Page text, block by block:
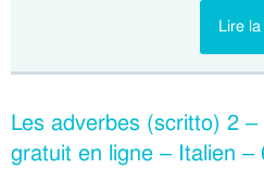
Lire
Les adverbes (scritto) 2
gratuit en ligne – Italien